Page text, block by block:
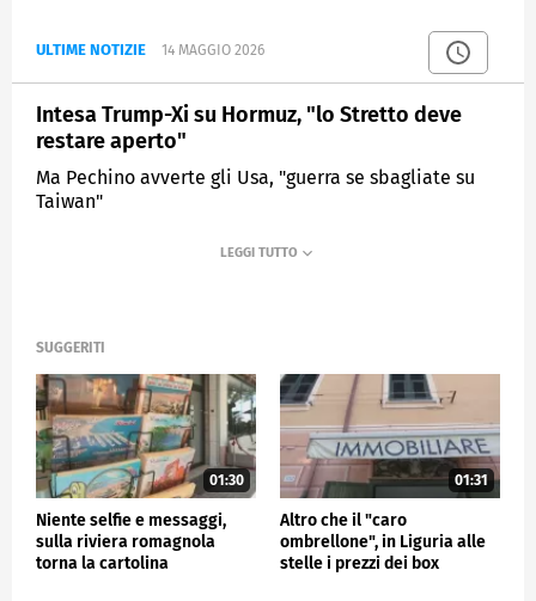
ULTIME NOTIZIE 14 MAGGIO 2026
Intesa Trump-Xi su Hormuz, "lo Stretto deve
restare aperto"
Ma Pechino avverte gli Usa, "guerra se sbagliate su
Taiwan"
SUGGERITI
01:30
Niente selfie e messaggi,
sulla riviera romagnola
torna la cartolina
01:31
Altro che il "caro
ombrellone", in Liguria alle
stelle i prezzi dei box